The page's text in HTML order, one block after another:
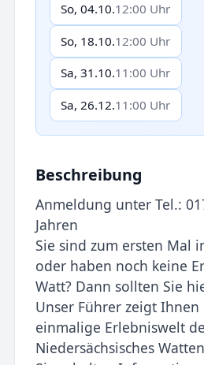
So, 04.10.12:00 Uhr
So, 18.10.12:00 Uhr
Sa, 31.10.11:00 Uhr
Sa, 26.12.11:00 Uhr
Beschreibung
Anmeldung unter Tel.:
Jahren
Sie sind zum ersten Mal
oder haben noch keine
Watt? Dann sollten Sie
Unser Führer zeigt
einmalige Erlebniswelt
Niedersächsisches